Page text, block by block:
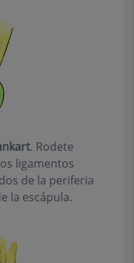
. Rodete
ligamentos
de la periferia
la escápula.